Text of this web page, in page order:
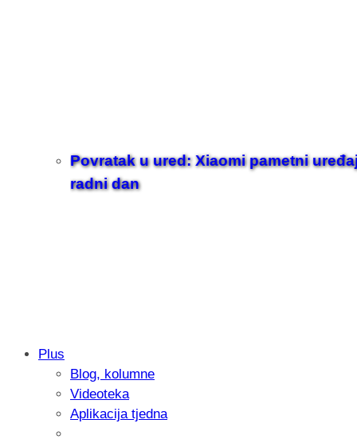
Povratak u ured: Xiaomi pametni
radni dan
Samsung otkrio kako je nastajala
donijelo tanje i izdržljivije preklopne
Plus
Blog, kolumne
Videoteka
Aplikacija tjedna